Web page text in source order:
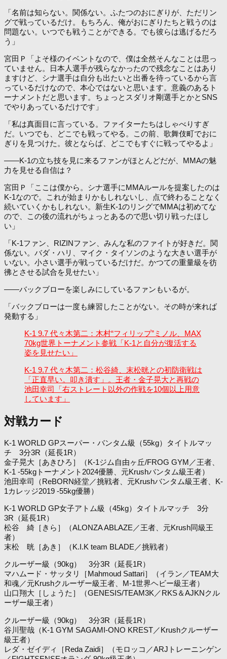
「名前は知らない。関係ない。ふたつのおにぎりが、ただリン
グで戦っているだけ。もちろん、俺がおにぎりたちと戦うのは
問題ない。いつでも戦うことができる。でも彼らは逃げるだろ
う」
宮田Ｐ「よそ様のイベントなので、僕は全然そんなことは思っ
ていません。日本人選手が残らなかったので残念なことはあり
ますけど、シナ選手は自分も出たいと出番を待っているから言
っているだけなので、本心ではないと思います。意義のあるト
ーナメントだと思います。ちょっとスダリオ剛選手とかとSNS
でやりあっているだけです」
「私は真面目に言っている。ファイターたちはしゃべりすぎ
だ。いつでも、どこでも戦ってやる。この前、歌舞伎町でおに
ぎりを見つけた。彼とならば、どこでもすぐに戦ってやるよ」
――K-1の立ち技を見に来るファンがほとんどだが、MMAの魅
力を見せる自信は？
宮田Ｐ「ここは僕から。シナ選手にMMAルールを提案したのは
K-1なので。これが始まりかもしれないし、点で終わることなく
続いていくかもしれない。新生K-1のリングでMMAは初めてな
ので、この後の流れがちょっとあるので思い切り戦ったほし
い」
「K-1ファン、RIZINファン、みんな私のファイトが好きだ。関
係ない。バダ・ハリ、マイク・タイソンのような大きい選手が
いない。小さい選手が戦っているだけだ。かつての重量級を彷
彿とさせる試合を見せたい」
――バックブローを楽しみにしているファンもいるが。
「バックブローは一度も練習したことがない。その時が来れば
発動する」
K-1 9.7 代々木第二：木村“フィリップ”ミノル、MAX
70kg世界トーナメント参戦「K-1と自分が復活する
姿を見せたい」
K-1 9.7 代々木第二：松谷綺、末松晄との初防衛戦は
「正直早い。叩き潰す」。王者・金子晃大と再戦の
池田幸司「右ストレート以外の作戦を10個以上用意
しています」
対戦カード
K-1 WORLD GPスーパー・バンタム級（55kg）タイトルマッ
チ 3分3R（延長1R）
金子晃大［あきひろ］（K-1ジム自由ヶ丘/FROG GYM／王者、
K-1 -55kgトーナメント2024優勝、元Krushバンタム級王者）
池田幸司（ReBORN経堂／挑戦者、元Krushバンタム級王者、K-
1カレッジ2019 -55kg優勝）
K-1 WORLD GP女子アトム級（45kg）タイトルマッチ 3分
3R（延長1R）
松谷 綺［きら］（ALONZA ABLAZE／王者、元Krush同級王
者）
末松 晄［あき］（K.I.K team BLADE／挑戦者）
クルーザー級（90kg） 3分3R（延長1R）
マハムード・サッタリ［Mahmoud Sattari］（イラン／TEAM大
和魂／元Krushクルーザー級王者、M-1世界ヘビー級王者）
山口翔大［しょうた］（GENESIS/TEAM3K／RKS＆AJKNクル
ーザー級王者）
クルーザー級（90kg） 3分3R（延長1R）
谷川聖哉（K-1 GYM SAGAMI-ONO KREST／Krushクルーザー
級王者）
レダ・ゼイディ［Reda Zaidi］（モロッコ／ARJトレーニンゲン